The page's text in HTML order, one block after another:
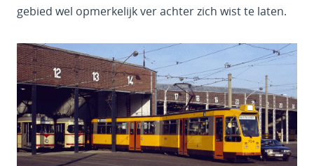
gebied wel opmerkelijk ver achter zich wist te laten.